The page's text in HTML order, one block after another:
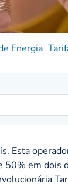
Energia
. Esta
em dois